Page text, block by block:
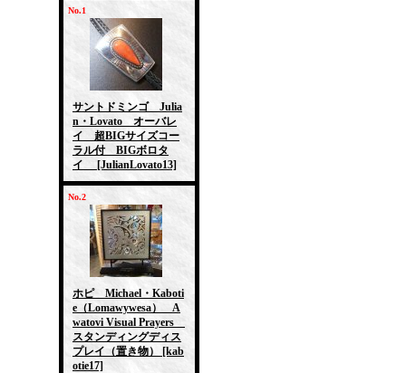
No.1
サントドミンゴ Julia
n・Lovato オーバレ
イ 超BIGサイズコー
ラル付 BIGボロタ
イ
[JulianLovato13]
No.2
ホピ Michael・Kaboti
e（Lomawywesa） A
watovi Visual Prayers
スタンディングディス
プレイ（置き物）
[kab
otie17]